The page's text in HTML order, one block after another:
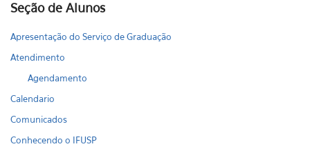
Seção de Alunos
Apresentação do Serviço de Graduação
Atendimento
Agendamento
Calendario
Comunicados
Conhecendo o IFUSP